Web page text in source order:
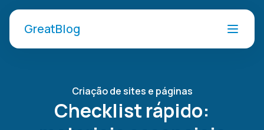
GreatBlog
Criação de sites e páginas
Checklist rápido: